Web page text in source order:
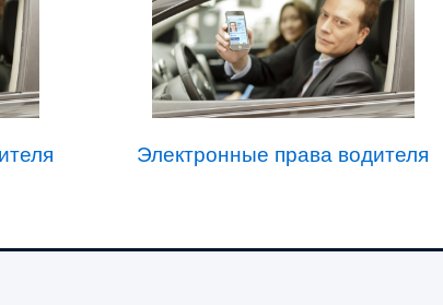
Электронные права водителя